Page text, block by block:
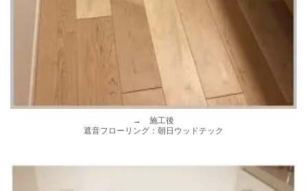
→ 施工後
遮音フローリング：朝日ウッドテック